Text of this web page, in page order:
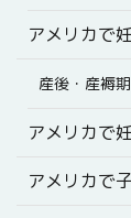
アメリカで
産後・産褥
アメリカで
アメリカで